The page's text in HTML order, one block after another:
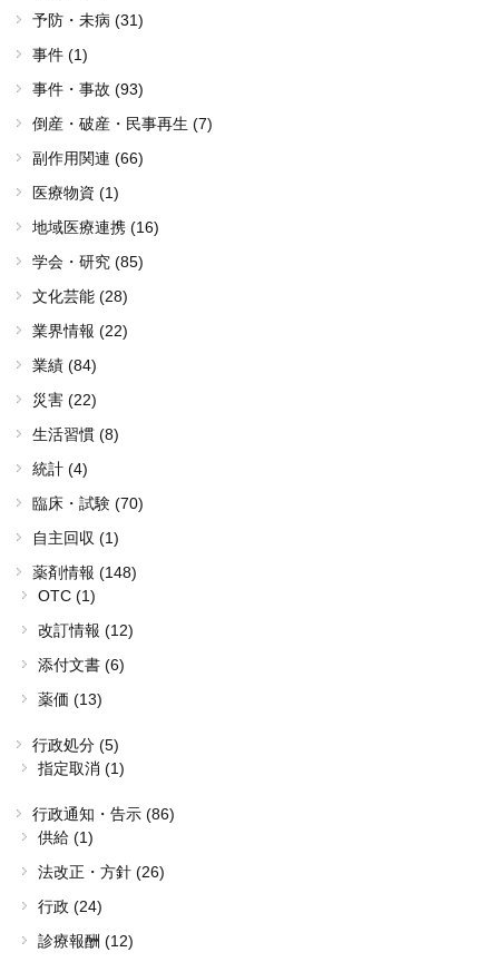
予防・未病 (31)
事件 (1)
事件・事故 (93)
倒産・破産・民事再生 (7)
副作用関連 (66)
医療物資 (1)
地域医療連携 (16)
学会・研究 (85)
文化芸能 (28)
業界情報 (22)
業績 (84)
災害 (22)
生活習慣 (8)
統計 (4)
臨床・試験 (70)
自主回収 (1)
薬剤情報 (148)
OTC (1)
改訂情報 (12)
添付文書 (6)
薬価 (13)
行政処分 (5)
指定取消 (1)
行政通知・告示 (86)
供給 (1)
法改正・方針 (26)
行政 (24)
診療報酬 (12)